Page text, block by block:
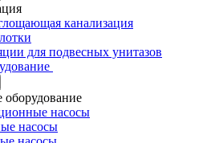
канализация
для подвесных унитазов
оборудование
насосы
насосы